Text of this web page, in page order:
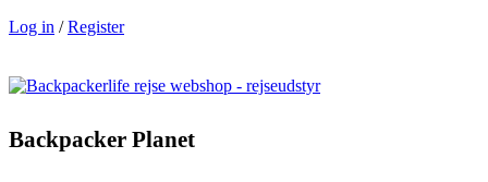
Log in /Register
Backpacker Planet